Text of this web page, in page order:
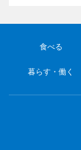
食べる
暮らす・働く